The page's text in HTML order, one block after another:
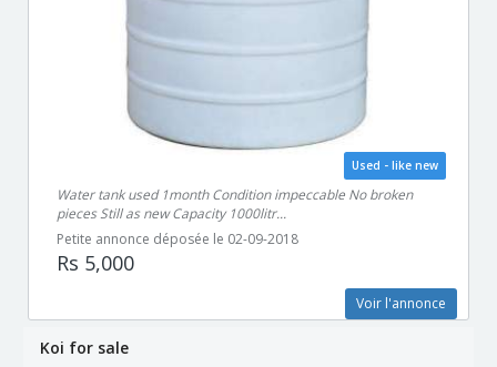
Used - like new
Water tank used 1month Condition impeccable No broken
pieces Still as new Capacity 1000litr...
Petite annonce déposée le 02-09-2018
Rs 5,000
Voir l'annonce
Koi for sale